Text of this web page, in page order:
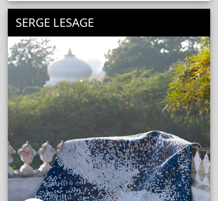
Tapis Outdoor In and Out
Tapis Unis et Faux Unis
Tapis Unis et Faux Unis 2
Vallée Blanche
Accessoires
SERGE LESAGE